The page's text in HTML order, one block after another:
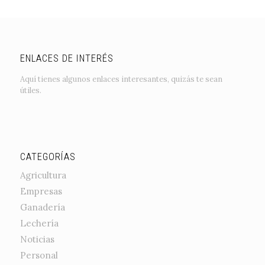
ENLACES DE INTERÉS
Aquí tienes algunos enlaces interesantes, quizás te sean
útiles.
CATEGORÍAS
Agricultura
Empresas
Ganadería
Lechería
Noticias
Personal